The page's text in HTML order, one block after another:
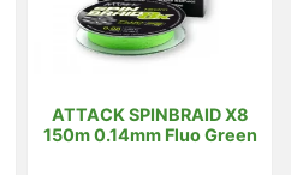
ATTACK SPINBRAID X8
150m 0.14mm Fluo Green